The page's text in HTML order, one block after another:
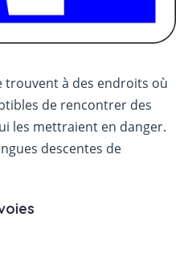
trouvent à des endroits où
de rencontrer des
les mettraient en danger.
descentes de